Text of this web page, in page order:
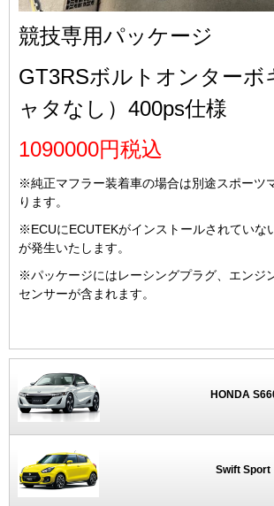
競技専用パッケージ
GT3RSボルトオンターボ
ャタなし）400ps仕様
1090000円税込
※純正マフラー装着車の場合は別途スポーツ
ります。
※ECUにECUTEKがインストールされていな
が発生いたします。
※パッケージにはレーシングプラグ、エンジ
センサーが含まれます。
HONDA
Swift Sport